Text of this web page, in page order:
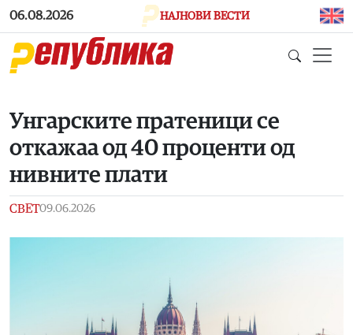
Skip to main content
06.08.2026 НАЈНОВИ ВЕСТИ
Унгарските пратеници се
откажаа од 40 проценти од
нивните плати
СВЕТ09.06.2026